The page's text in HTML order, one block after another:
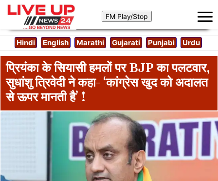
Hindi English Marathi Gujarati Punjabi Urdu
प्रियंका के सियासी हमलों पर BJP का पलटवार,
सुधांशु त्रिवेदी ने कहा- ‘कांग्रेस खुद को अदालत
से ऊपर मानती है’ !